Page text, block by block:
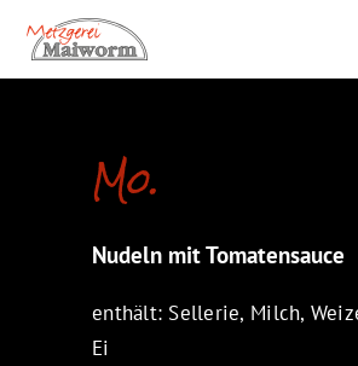
Inhalt
springen
Lieferung & Catering
Metzgerei
Mo.
Nudeln mit Tomatensauce
enthält: Sellerie, Milch,
Ei